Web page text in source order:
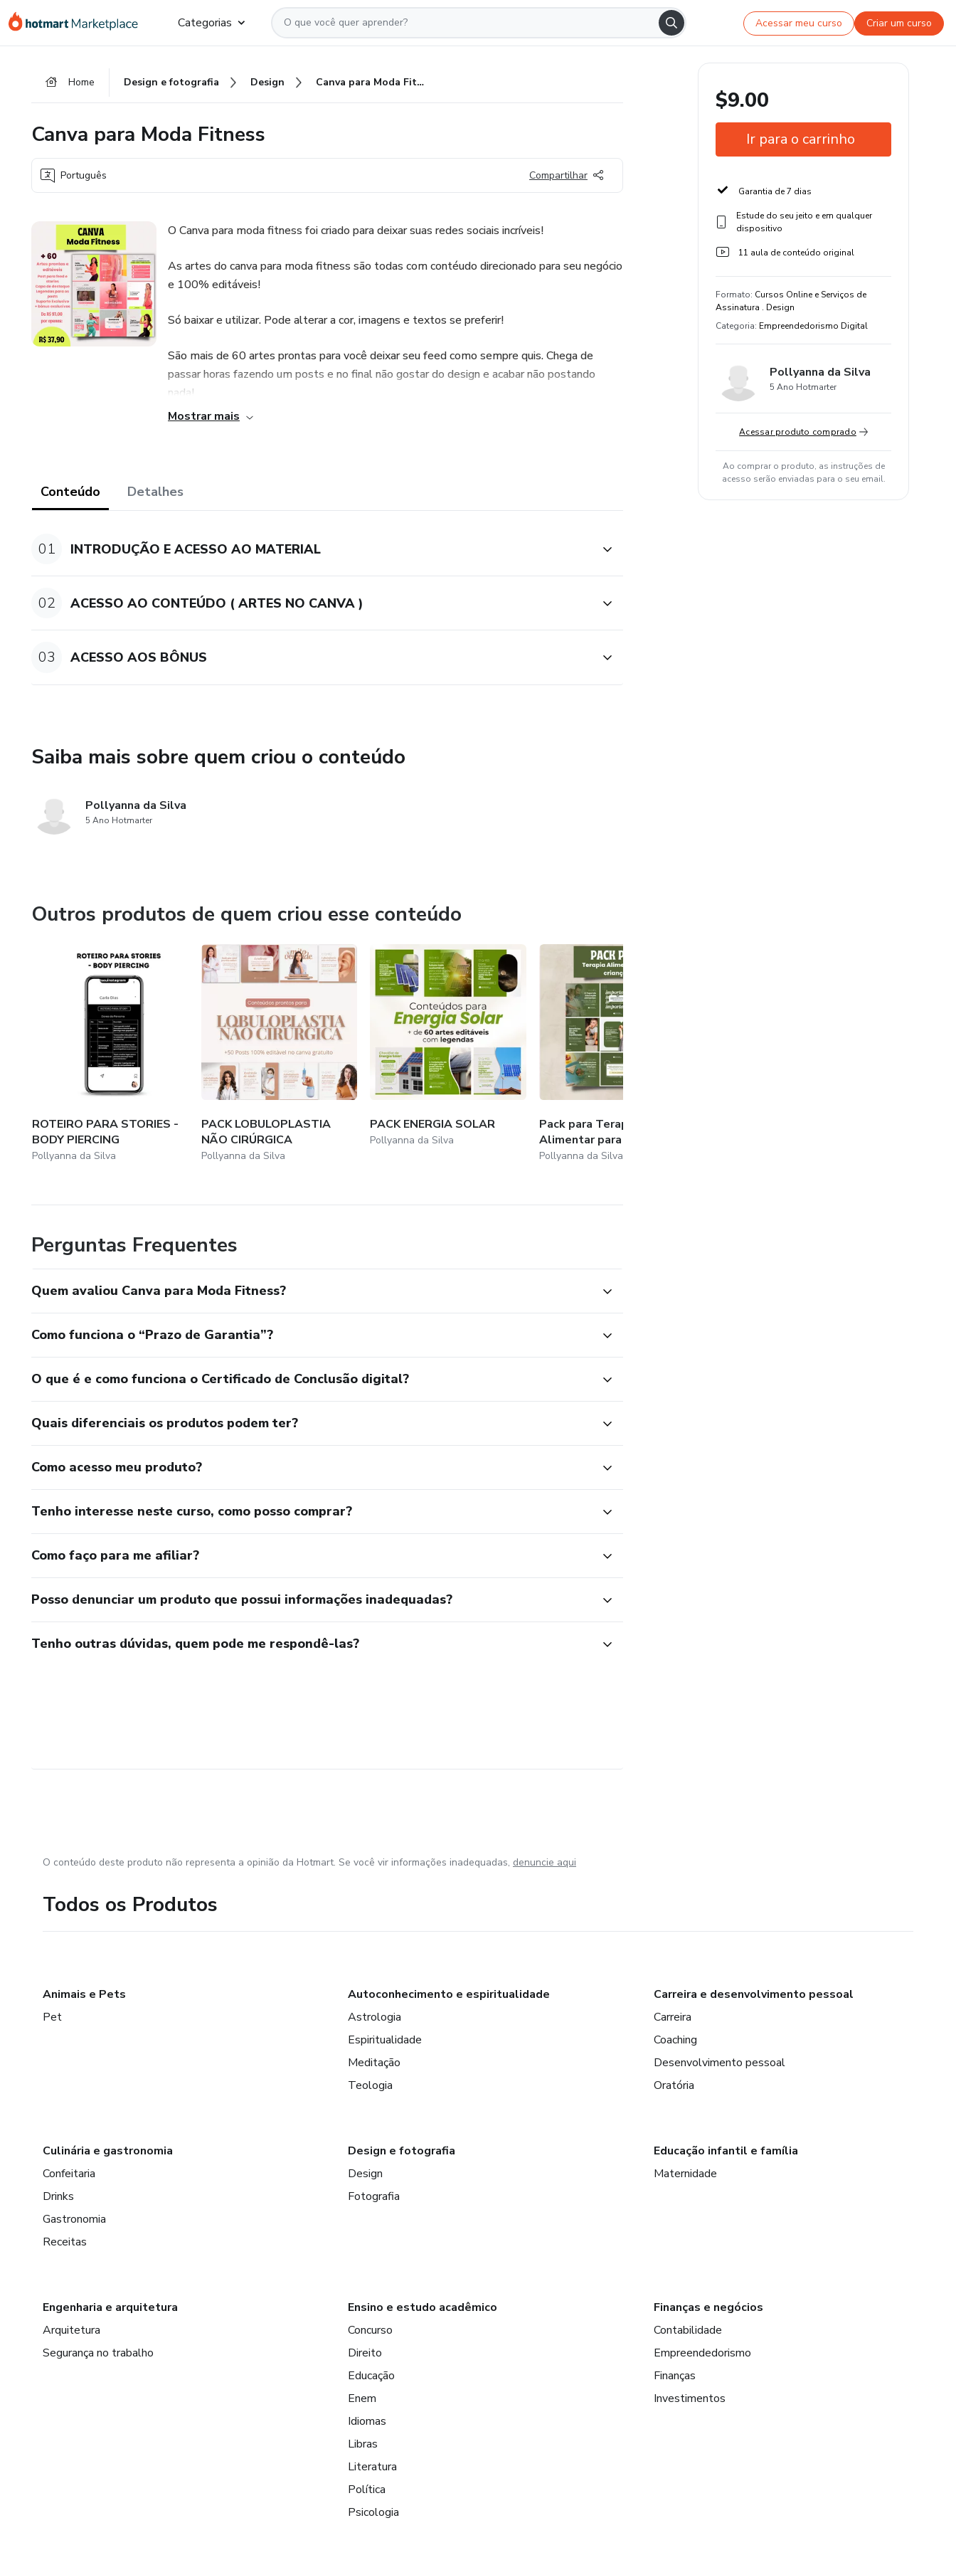
para
para
para
Categorias Acessar meu curso Criar um curso
Home Design e fotografia Design Canva para Moda Fitness
Canva para Moda Fitness
Português Compartilhar
O Canva para moda fitness foi criado para deixar suas redes sociais incríveis!
As artes do canva para moda fitness são todas com contéudo direcionado para seu negócio
e 100% editáveis!
Só baixar e utilizar. Pode alterar a cor, imagens e textos se preferir!
São mais de 60 artes prontas para você deixar seu feed como sempre quis. Chega de
passar horas fazendo um posts e no final não gostar do design e acabar não postando
nada!
Mostrar mais
Conteúdo Detalhes
01 INTRODUÇÃO E ACESSO AO MATERIAL
02 ACESSO AO CONTEÚDO ( ARTES NO CANVA )
03 ACESSO AOS BÔNUS
Saiba mais sobre quem criou o conteúdo
Pollyanna da Silva
5 Ano Hotmarter
Outros produtos de quem criou esse conteúdo
ROTEIRO PARA STORIES -
BODY PIERCING
Pollyanna da Silva
PACK LOBULOPLASTIA
NÃO CIRÚRGICA
Pollyanna da Silva
PACK ENERGIA SOLAR
Pollyanna da Silva
Pack para Terapia
Alimentar para crianças
Pollyanna da Silva
Perguntas Frequentes
Quem avaliou Canva para Moda Fitness?
Como funciona o “Prazo de Garantia”?
O que é e como funciona o Certificado de Conclusão digital?
Quais diferenciais os produtos podem ter?
Como acesso meu produto?
Tenho interesse neste curso, como posso comprar?
Como faço para me afiliar?
Posso denunciar um produto que possui informações inadequadas?
Tenho outras dúvidas, quem pode me respondê-las?
$9.00
Ir para o carrinho
Garantia de 7 dias
Estude do seu jeito e em qualquer
dispositivo
11 aula de conteúdo original
Formato: Cursos Online e Serviços de
Assinatura . Design
Categoria: Empreendedorismo Digital
Pollyanna da Silva
5 Ano Hotmarter
Acessar produto comprado
Ao comprar o produto, as instruções de
acesso serão enviadas para o seu email.
O conteúdo deste produto não representa a opinião da Hotmart. Se você vir informações inadequadas, denuncie aqui
Todos os Produtos
Animais e Pets
Pet
Autoconhecimento e espiritualidade
Astrologia
Espiritualidade
Meditação
Teologia
Carreira e desenvolvimento pessoal
Carreira
Coaching
Desenvolvimento pessoal
Oratória
Culinária e gastronomia
Confeitaria
Drinks
Gastronomia
Receitas
Design e fotografia
Design
Fotografia
Educação infantil e família
Maternidade
Engenharia e arquitetura
Arquitetura
Segurança no trabalho
Ensino e estudo acadêmico
Concurso
Direito
Educação
Enem
Idiomas
Libras
Literatura
Política
Psicologia
Finanças e negócios
Contabilidade
Empreendedorismo
Finanças
Investimentos